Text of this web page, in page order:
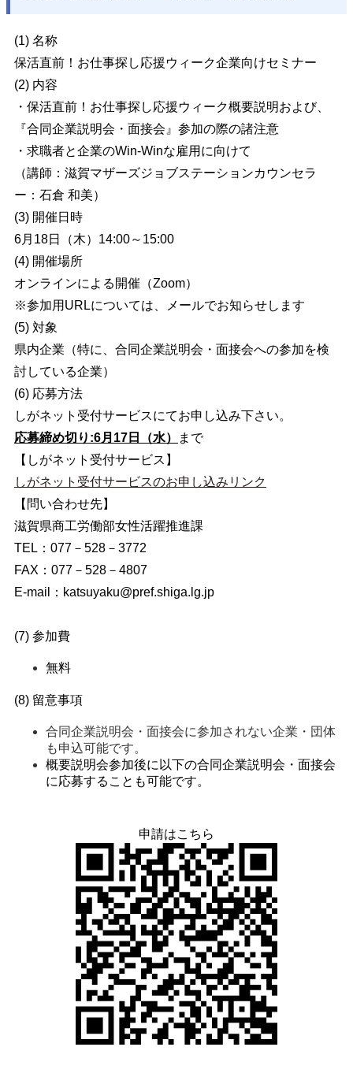
(1) 名称
保活直前！お仕事探し応援ウィーク企業向けセミナー
(2) 内容
・保活直前！お仕事探し応援ウィーク概要説明および、
『合同企業説明会・面接会』参加の際の諸注意
・求職者と企業のWin-Winな雇用に向けて
（講師：滋賀マザーズジョブステーションカウンセラ
ー：石倉 和美）
(3) 開催日時
6月18日（木）14:00～15:00
(4) 開催場所
オンラインによる開催（Zoom）
※参加用URLについては、メールでお知らせします
(5) 対象
県内企業（特に、合同企業説明会・面接会への参加を検
討している企業）
(6) 応募方法
しがネット受付サービスにてお申し込み下さい。
応募締め切り:6月17日（水）
まで
【しがネット受付サービス】
しがネット受付サービスのお申し込みリンク
【問い合わせ先】
滋賀県商工労働部女性活躍推進課
TEL：077－528－3772
FAX：077－528－4807
E-mail： katsuyaku@pref.shiga.lg.jp
(7) 参加費
無料
(8) 留意事項
合同企業説明会・面接会に参加されない企業・団体
も申込可能です。
概要説明会参加後に以下の合同企業説明会・面接会
に応募することも可能です。
申請はこちら